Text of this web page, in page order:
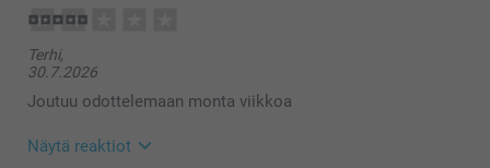
10:38
tyytyväinen kuvakorttien kuviin.
Mikäli haluat tehdä reklamaation, ota yhteyttä
autamme mielellään 😊
Lämpimin terveisin
Terhi,
30.7.2026
Joutuu odottelemaan monta viikkoa
Näytä reaktiot